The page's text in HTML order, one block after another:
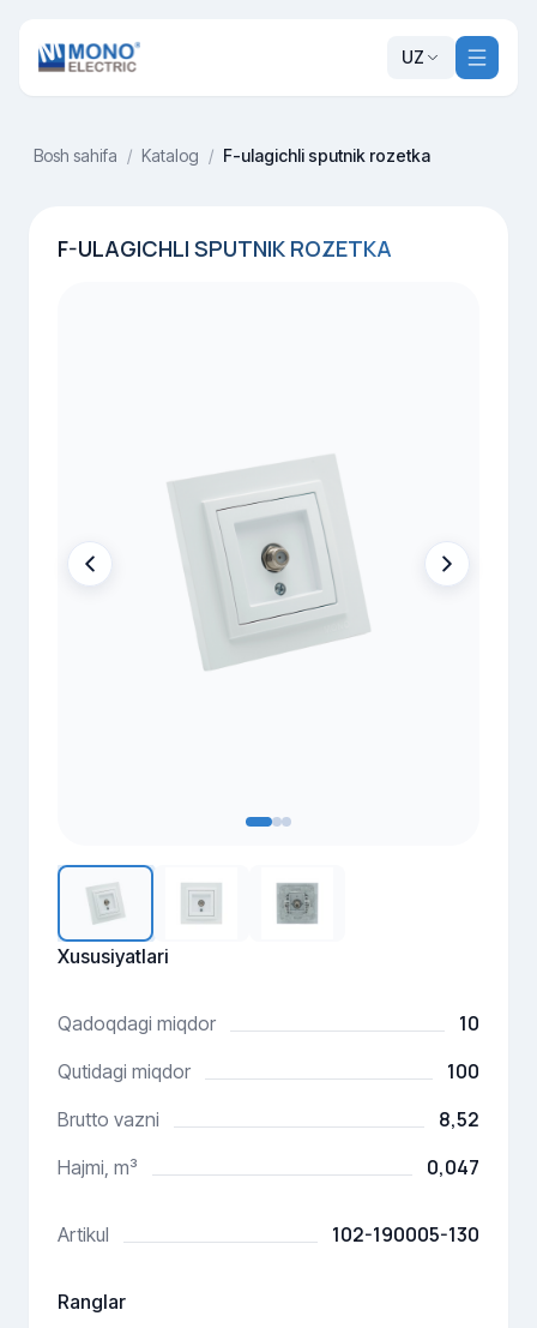
UZ
Bosh sahifa / Katalog / F-ulagichli sputnik rozetka
F-ULAGICHLI SPUTNIK ROZETKA
Xususiyatlari
Qadoqdagi miqdor 10
Qutidagi miqdor 100
Brutto vazni 8,52
Hajmi, m³ 0,047
Artikul 102-190005-130
Ranglar